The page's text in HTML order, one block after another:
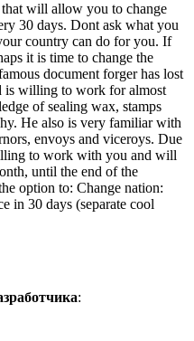
will allow you to change
30 days. Dont ask what you
country can do for you. If
it is time to change the
document forger has lost
is willing to work for almost
of sealing wax, stamps
He also is very familiar with
envoys and viceroys. Due
to work with you and will
until the end of the
option to: Change nation:
in 30 days (separate cool
: